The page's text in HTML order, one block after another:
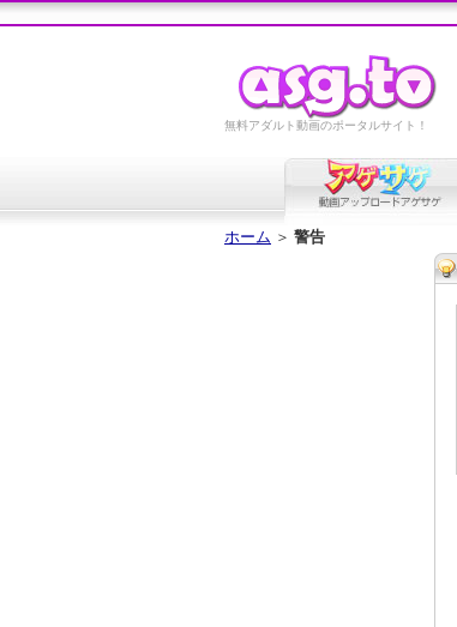
無料アダルト動画のポータルサイト！
ホーム ＞ 警告